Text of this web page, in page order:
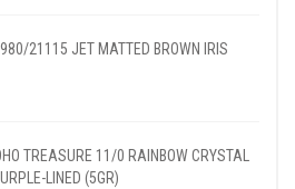
21115 JET MATTED BROWN IRIS
TREASURE 11/0 RAINBOW CRYSTAL
LINED (5GR)